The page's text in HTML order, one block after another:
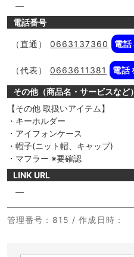
―
電話番号
（直通） 0663137360 電
（代表） 0663611381 電話
その他（商品名・サービスなど）
【その他 取扱いアイテム】
・キーホルダー
・アイフォンケース
・帽子(ニット帽、キャップ)
・マフラー ※要確認
LINK URL
―
管理番号 ：815 /作成日時 ：